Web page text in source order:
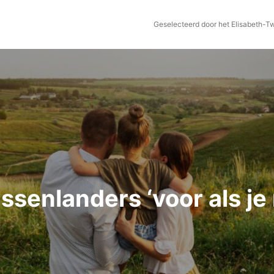
Geselecteerd door het Elisabeth-
‘voor als